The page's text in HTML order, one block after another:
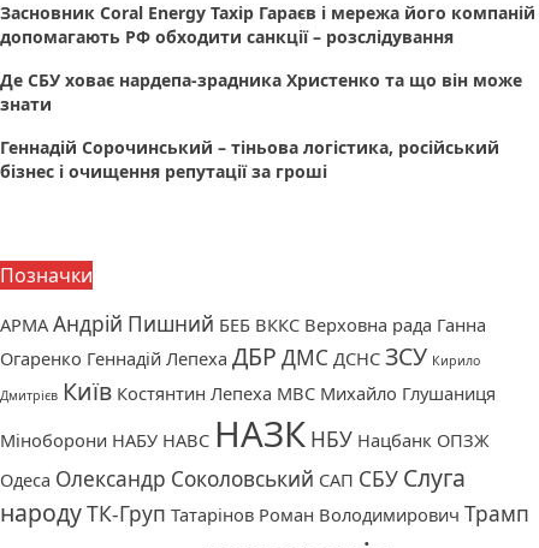
Засновник Coral Energy Тахір Гараєв і мережа його компаній
допомагають РФ обходити санкції – розслідування
Де СБУ ховає нардепа-зрадника Христенко та що він може
знати
Геннадій Сорочинський – тіньова логістика, російський
бізнес і очищення репутації за гроші
Позначки
АРМА Андрій Пишний БЕБ ВККС Верховна рада Ганна
Огаренко Геннадій Лепеха ДБР ДМС ДСНС ЗСУ Кирило
Дмитрієв Київ Костянтин Лепеха МВС Михайло Глушаниця
Міноборони НАБУ НАВС НАЗК НБУ Нацбанк ОПЗЖ
Одеса Олександр Соколовський САП СБУ Слуга
народуТК-Груп Татарінов Роман Володимирович Трамп